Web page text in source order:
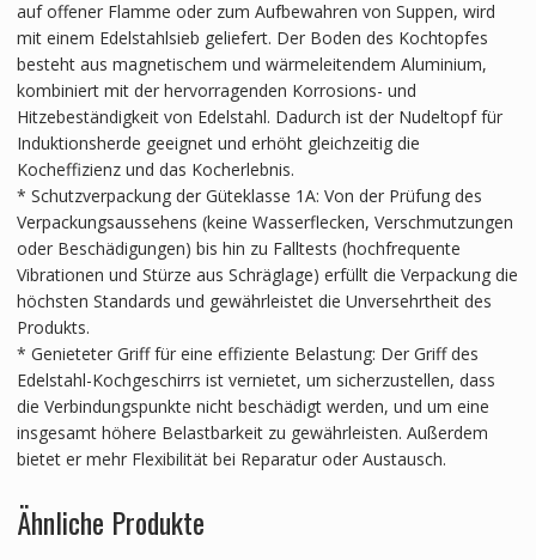
auf offener Flamme oder zum Aufbewahren von Suppen, wird
mit einem Edelstahlsieb geliefert. Der Boden des Kochtopfes
besteht aus magnetischem und wärmeleitendem Aluminium,
kombiniert mit der hervorragenden Korrosions- und
Hitzebeständigkeit von Edelstahl. Dadurch ist der Nudeltopf für
Induktionsherde geeignet und erhöht gleichzeitig die
Kocheffizienz und das Kocherlebnis.
* Schutzverpackung der Güteklasse 1A: Von der Prüfung des
Verpackungsaussehens (keine Wasserflecken, Verschmutzungen
oder Beschädigungen) bis hin zu Falltests (hochfrequente
Vibrationen und Stürze aus Schräglage) erfüllt die Verpackung die
höchsten Standards und gewährleistet die Unversehrtheit des
Produkts.
* Genieteter Griff für eine effiziente Belastung: Der Griff des
Edelstahl-Kochgeschirrs ist vernietet, um sicherzustellen, dass
die Verbindungspunkte nicht beschädigt werden, und um eine
insgesamt höhere Belastbarkeit zu gewährleisten. Außerdem
bietet er mehr Flexibilität bei Reparatur oder Austausch.
Ähnliche Produkte